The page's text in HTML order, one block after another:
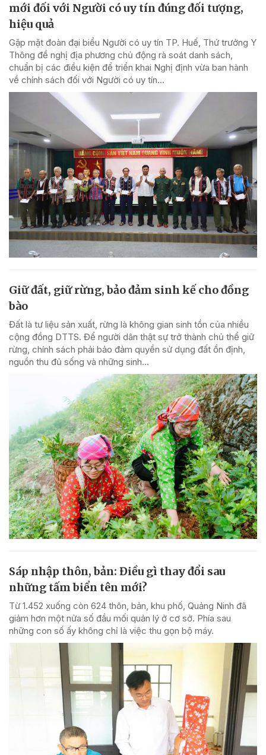
mới đối với Người có uy tín đúng đối tượng,
hiệu quả
Gặp mặt đoàn đại biểu Người có uy tín TP. Huế, Thứ trưởng Y
Thông đề nghị địa phương chủ động rà soát danh sách,
chuẩn bị các điều kiện để triển khai Nghị định vừa ban hành
về chính sách đối với Người có uy tín...
Giữ đất, giữ rừng, bảo đảm sinh kế cho đồng
bào
Đất là tư liệu sản xuất, rừng là không gian sinh tồn của nhiều
cộng đồng DTTS. Để người dân thật sự trở thành chủ thể giữ
rừng, chính sách phải bảo đảm quyền sử dụng đất ổn định,
nguồn thu đủ sống và những sinh...
Sáp nhập thôn, bản: Điều gì thay đổi sau
những tấm biển tên mới?
Từ 1.452 xuống còn 624 thôn, bản, khu phố, Quảng Ninh đã
giảm hơn một nửa số đầu mối quản lý ở cơ sở. Phía sau
những con số ấy không chỉ là việc thu gọn bộ máy.